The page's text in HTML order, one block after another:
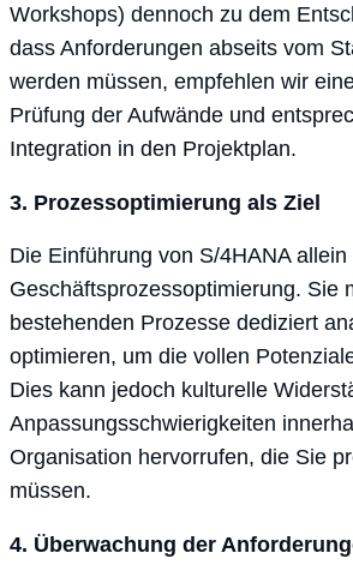
Workshops) dennoch zu dem
dass Anforderungen abseits vom
werden müssen, empfehlen wir
Prüfung der Aufwände und
Integration in den Projektplan.
3. Prozessoptimierung als Ziel
Die Einführung von S/4HANA
Geschäftsprozessoptimierung. Sie
bestehenden Prozesse dediziert
optimieren, um die vollen
Dies kann jedoch kulturelle
Anpassungsschwierigkeiten
Organisation hervorrufen, die Sie
müssen.
4. Überwachung der